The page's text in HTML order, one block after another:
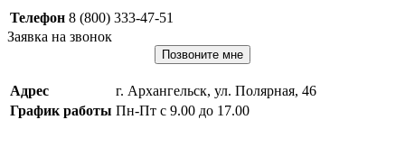
Телефон 8 (800) 333-47-51
Заявка на звонок
Позвоните мне
Адрес
г. Архангельск, ул. Полярная, 46
График работы Пн-Пт с 9.00 до 17.00